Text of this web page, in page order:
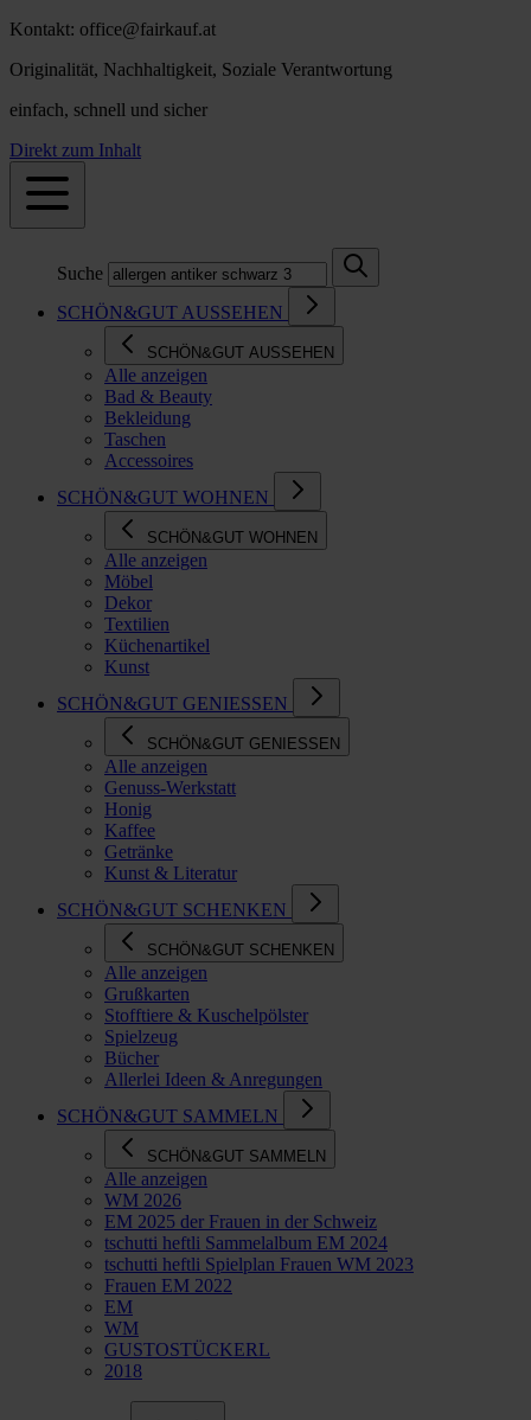
Kontakt: office@fairkauf.at
Originalität, Nachhaltigkeit, Soziale Verantwortung
einfach, schnell und sicher
Direkt zum Inhalt
Suche
SCHÖN&GUT AUSSEHEN
SCHÖN&GUT AUSSEHEN
Alle anzeigen
Bad & Beauty
Bekleidung
Taschen
Accessoires
SCHÖN&GUT WOHNEN
SCHÖN&GUT WOHNEN
Alle anzeigen
Möbel
Dekor
Textilien
Küchenartikel
Kunst
SCHÖN&GUT GENIESSEN
SCHÖN&GUT GENIESSEN
Alle anzeigen
Genuss-Werkstatt
Honig
Kaffee
Getränke
Kunst & Literatur
SCHÖN&GUT SCHENKEN
SCHÖN&GUT SCHENKEN
Alle anzeigen
Grußkarten
Stofftiere & Kuschelpölster
Spielzeug
Bücher
Allerlei Ideen & Anregungen
SCHÖN&GUT SAMMELN
SCHÖN&GUT SAMMELN
Alle anzeigen
WM 2026
EM 2025 der Frauen in der Schweiz
tschutti heftli Sammelalbum EM 2024
tschutti heftli Spielplan Frauen WM 2023
Frauen EM 2022
EM
WM
GUSTOSTÜCKERL
2018